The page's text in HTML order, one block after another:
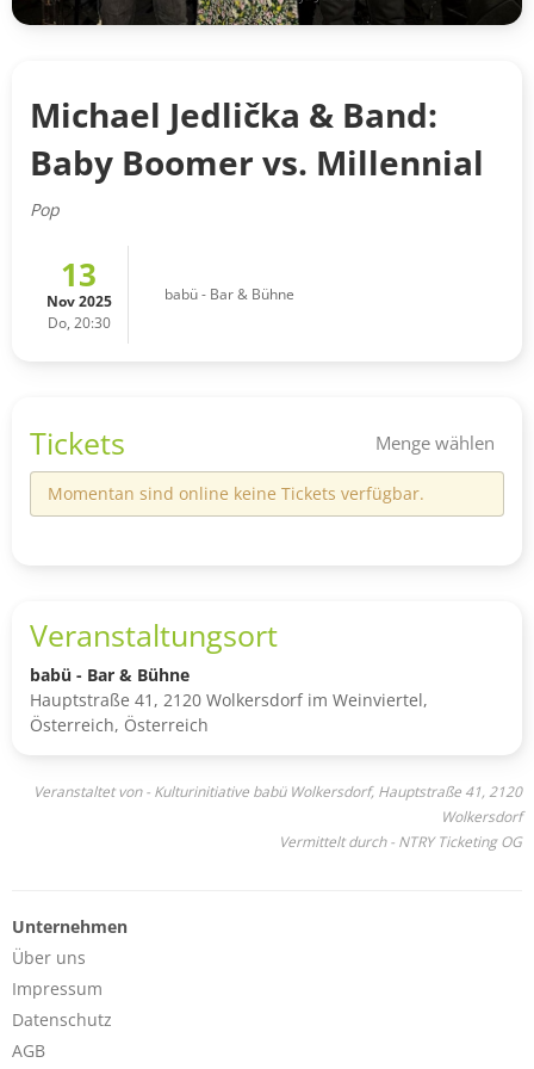
Michael Jedlička & Band:
Baby Boomer vs. Millennial
Pop
13
Nov 2025
Do, 20:30
babü - Bar & Bühne
Tickets Menge wählen
Momentan sind online keine Tickets verfügbar.
Veranstaltungsort
babü - Bar & Bühne
Hauptstraße 41, 2120 Wolkersdorf im Weinviertel,
Österreich, Österreich
Veranstaltet von - Kulturinitiative babü Wolkersdorf, Hauptstraße 41, 2120
Wolkersdorf
Vermittelt durch - NTRY Ticketing OG
Unternehmen
Über uns
Impressum
Datenschutz
AGB